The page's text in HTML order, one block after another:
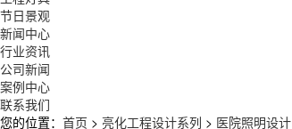
节日景观
新闻中心
行业资讯
公司新闻
案例中心
联系我们
您的位置： 首页 > 亮化工程设计系列 > 医院照明设计